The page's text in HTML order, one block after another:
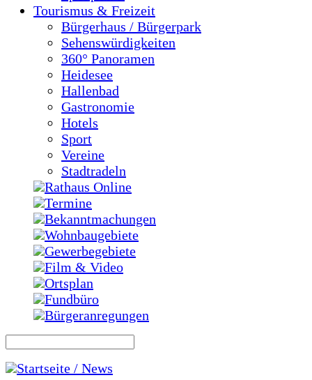
Tourismus & Freizeit
Bürgerhaus / Bürgerpark
Sehenswürdigkeiten
360° Panoramen
Heidesee
Hallenbad
Gastronomie
Hotels
Sport
Vereine
Stadtradeln
Rathaus Online
Termine
Bekanntmachungen
Wohnbaugebiete
Gewerbegebiete
Film & Video
Ortsplan
Fundbüro
Bürgeranregungen
Startseite / News